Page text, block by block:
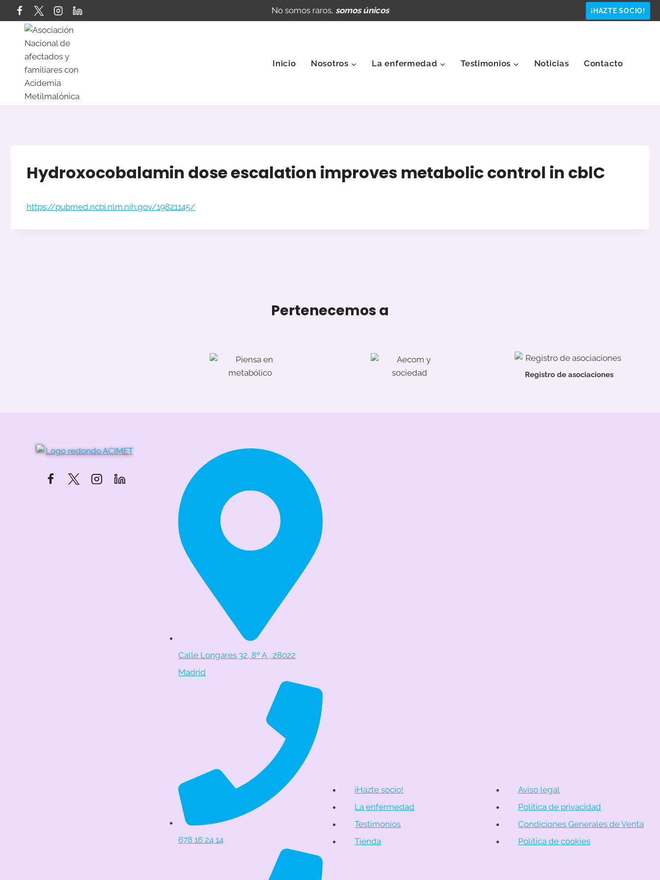
Saltar
al
contenido
No somos raros, somos únicos ¡HAZTE SOCIO!
Inicio Nosotros La enfermedad Testimonios Noticias Contacto
Hydroxocobalamin dose escalation improves metabolic control in cblC
https://pubmed.ncbi.nlm.nih.gov/19821145/
Pertenecemos a
Registro de asociaciones
Calle Longares 32, 8º A , 28022
Madrid
678 16 24 14
¡Hazte socio!
La enfermedad
Testimonios
Tienda
Aviso legal
Política de privacidad
Condiciones Generales de Venta
Política de cookies